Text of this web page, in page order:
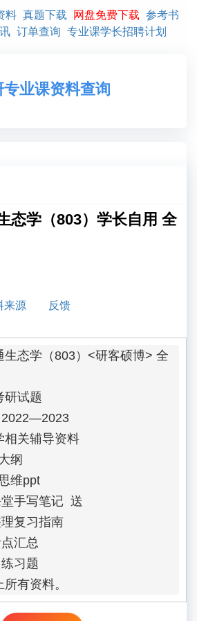
料 真题下载 网盘免费下载 参考书
订单查询 专业课学长招聘计划
专业课资料查询
态学（803）学长自用 全
来源 反馈
生态学（803）<研客硕博> 全
研试题
2022—2023
相关辅导资料
纲
维ppt
手写笔记  送
复习指南
汇总
习题